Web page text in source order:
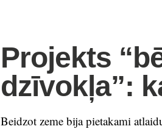
Projekts
dzīvokļa”:
Beidzot zeme bija pietakami